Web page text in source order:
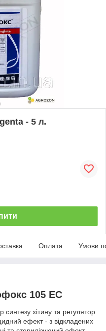
- 5 л.
Оплата Умови
105 ЕС
синтезу хітину та регулятор
ефект - з від­кладених